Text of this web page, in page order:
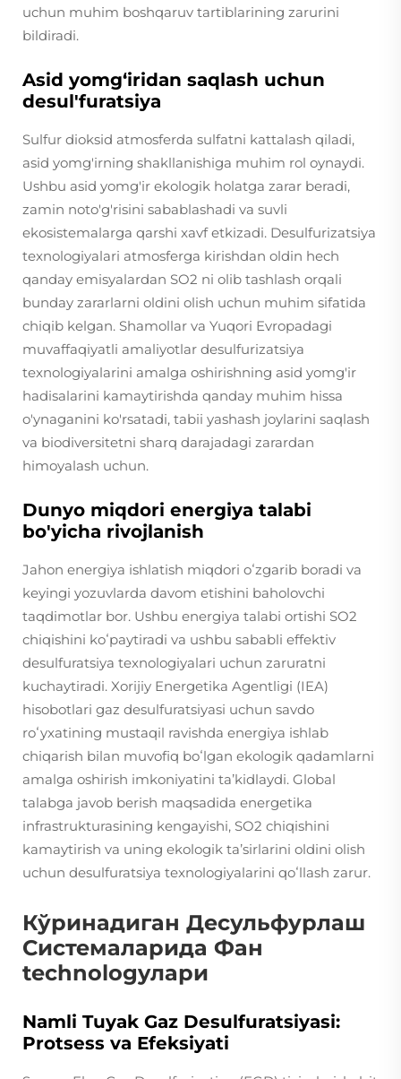
uchun muhim boshqaruv tartiblarining zarurini
bildiradi.
Asid yomg‘iridan saqlash uchun
desul'furatsiya
Sulfur dioksid atmosferda sulfatni kattalash qiladi,
asid yomg'irning shakllanishiga muhim rol oynaydi.
Ushbu asid yomg'ir ekologik holatga zarar beradi,
zamin noto'g'risini sabablashadi va suvli
ekosistemalarga qarshi xavf etkizadi. Desulfurizatsiya
texnologiyalari atmosferga kirishdan oldin hech
qanday emisyalardan SO2 ni olib tashlash orqali
bunday zararlarni oldini olish uchun muhim sifatida
chiqib kelgan. Shamollar va Yuqori Evropadagi
muvaffaqiyatli amaliyotlar desulfurizatsiya
texnologiyalarini amalga oshirishning asid yomg'ir
hadisalarini kamaytirishda qanday muhim hissa
o'ynaganini ko'rsatadi, tabii yashash joylarini saqlash
va biodiversitetni sharq darajadagi zarardan
himoyalash uchun.
Dunyo miqdori energiya talabi
bo'yicha rivojlanish
Jahon energiya ishlatish miqdori oʻzgarib boradi va
keyingi yozuvlarda davom etishini baholovchi
taqdimotlar bor. Ushbu energiya talabi ortishi SO2
chiqishini koʻpaytiradi va ushbu sababli effektiv
desulfuratsiya texnologiyalari uchun zaruratni
kuchaytiradi. Xorijiy Energetika Agentligi (IEA)
hisobotlari gaz desulfuratsiyasi uchun savdo
roʻyxatining mustaqil ravishda energiya ishlab
chiqarish bilan muvofiq boʻlgan ekologik qadamlarni
amalga oshirish imkoniyatini taʼkidlaydi. Global
talabga javob berish maqsadida energetika
infrastrukturasining kengayishi, SO2 chiqishini
kamaytirish va uning ekologik taʼsirlarini oldini olish
uchun desulfuratsiya texnologiyalarini qoʻllash zarur.
Кўринадиган Десульфурлаш
Системаларида Фан
technologyлари
Namli Tuyak Gaz Desulfuratsiyasi:
Protsess va Efeksiyati